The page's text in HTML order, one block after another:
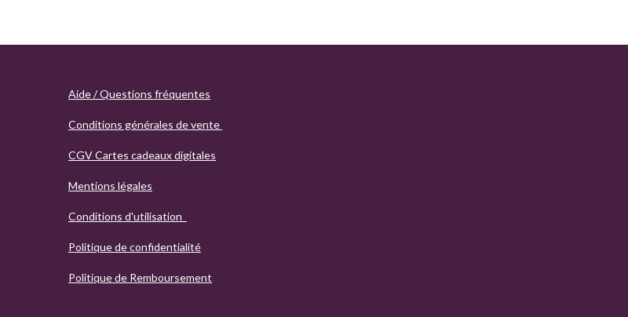
Aide / Questions fréquentes
Conditions générales de vente
CGV Cartes cadeaux digitales
Mentions légales
Conditions d'utilisation
Politique de confidentialité
Politique de Remboursement